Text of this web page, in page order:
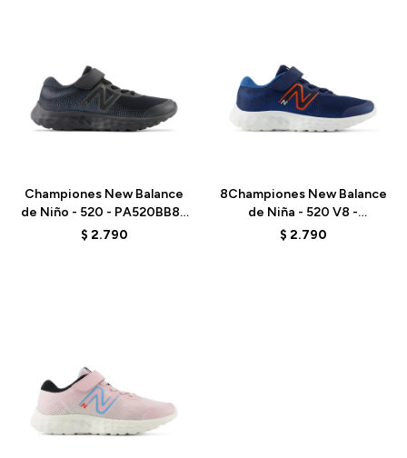
Championes New Balance
de Niño - 520 - PA520BB8 -
BLACK
$ 2.790
8Championes New Balance
de Niña - 520 V8 -
PA520RR8 - NAVY
$ 2.790